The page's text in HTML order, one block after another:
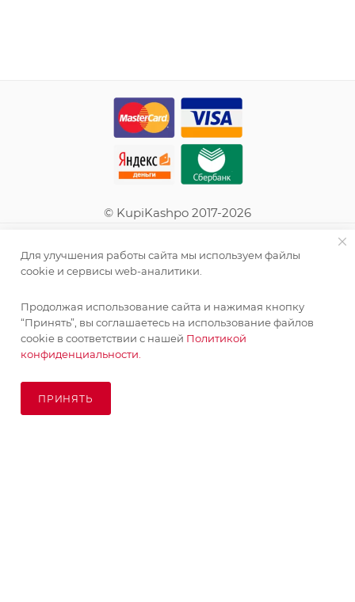
© KupiKashpo 2017-2026
ПОМОЩЬ
ПОДПИСАТЬСЯ НА РАССЫЛКУ
Для улучшения работы сайта мы используем файлы
cookie и сервисы web-аналитики.
Продолжая использование сайта и нажимая кнопку
“Принять”, вы соглашаетесь на использование файлов
cookie в соответствии с нашей Политикой
конфиденциальности.
ПРИНЯТЬ